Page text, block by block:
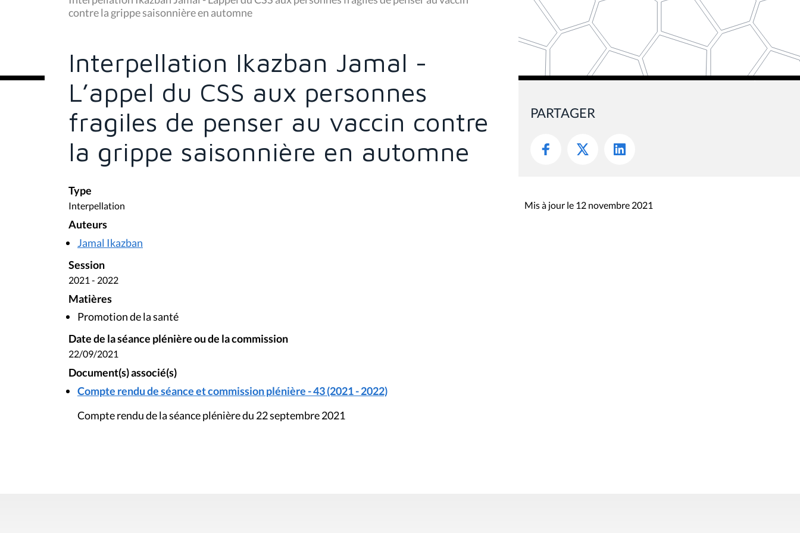
s
ê
contre la grippe saisonnière en automne
Interpellation Ikazban Jamal -
L’appel du CSS aux personnes
fragiles de penser au vaccin contre
la grippe saisonnière en automne
Type
Interpellation
Auteurs
Jamal Ikazban
Session
2021 - 2022
Matières
Promotion de la santé
Date de la séance plénière ou de la commission
22/09/2021
Document(s) associé(s)
Compte rendu de séance et commission plénière - 43 (2021 - 2022)
Compte rendu de la séance plénière du 22 septembre 2021
PARTAGER
Mis à jour le 12 novembre 2021